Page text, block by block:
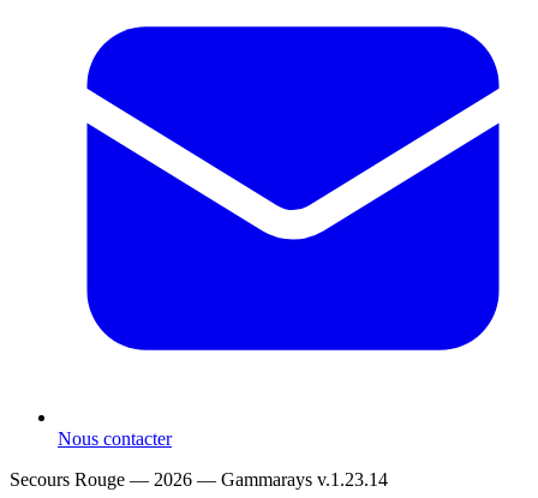
Nous contacter
Secours Rouge — 2026 — Gammarays v.1.23.14